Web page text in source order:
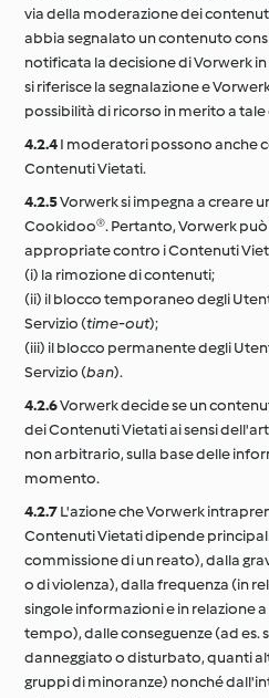
via della moderazione dei
abbia segnalato un contenuto
notificata la decisione di Vorwerk
si riferisce la segnalazione e
possibilità di ricorso in merito a
4.2.4I moderatori possono anche
Contenuti Vietati.
4.2.5Vorwerk si impegna a creare
Cookidoo®. Pertanto, Vorwerk
appropriate contro i Contenuti
(i) la rimozione di contenuti;
(ii) il blocco temporaneo degli
Servizio (time-out);
(iii) il blocco permanente degli
Servizio (ban).
4.2.6Vorwerk decide se un
dei Contenuti Vietati ai sensi
non arbitrario, sulla base delle
momento.
4.2.7L'azione che Vorwerk
Contenuti Vietati dipende
commissione di un reato), dalla
o di violenza), dalla frequenza (in
singole informazioni e in relazione
tempo), dalle conseguenze (ad es.
danneggiato o disturbato, quanti
gruppi di minoranze) nonché